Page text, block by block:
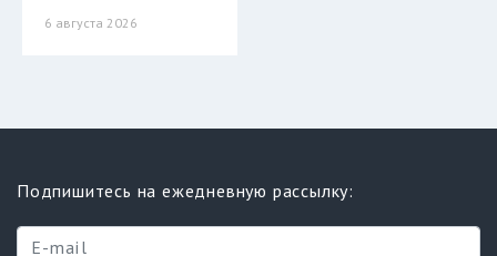
6 августа 2026
Подпишитесь на ежедневную рассылку: